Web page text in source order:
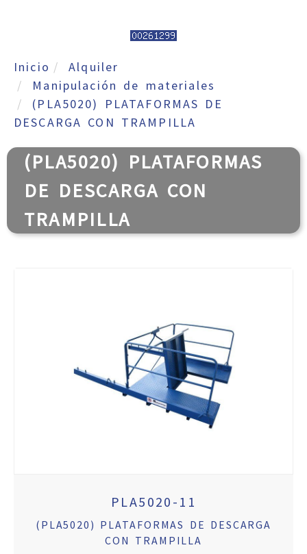
Inicio
Alquiler
Manipulación de materiales
(PLA5020) PLATAFORMAS DE
DESCARGA CON TRAMPILLA
(PLA5020) PLATAFORMAS
DE DESCARGA CON
TRAMPILLA
PLA5020-11
(PLA5020) PLATAFORMAS DE DESCARGA
CON TRAMPILLA